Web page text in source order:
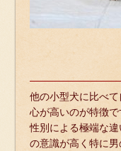
他の小型犬に比べ
心が高いのが特徴で
性別による極端な
の意識が高く特に